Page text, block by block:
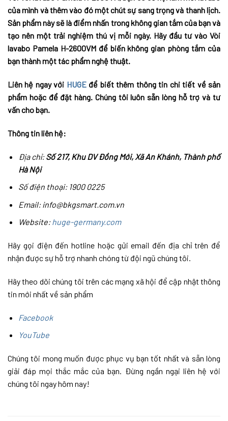
của mình và thêm vào đó một chút sự sang trọng và thanh lịch.
Sản phẩm này sẽ là điểm nhấn trong không gian tắm của bạn và
tạo nên một trải nghiệm thú vị mỗi ngày. Hãy đầu tư vào Vòi
lavabo Pamela H-2600VM để biến không gian phòng tắm của
bạn thành một tác phẩm nghệ thuật.
Liên hệ ngay với HUGEđể biết thêm thông tin chi tiết về sản
phẩm hoặc để đặt hàng. Chúng tôi luôn sẵn lòng hỗ trợ và tư
vấn cho bạn.
Thông tin liên hệ:
Địa chỉ:Số 217, Khu DV Đồng Mới, Xã An Khánh, Thành phố
Hà Nội
Số điện thoại: 1900 0225
Email: info@bkgsmart.com.vn
Website:huge-germany.com
Hãy gọi điện đến hotline hoặc gửi email đến địa chỉ trên để
nhận được sự hỗ trợ nhanh chóng từ đội ngũ chúng tôi.
Hãy theo dõi chúng tôi trên các mạng xã hội để cập nhật thông
tin mới nhất về sản phẩm
Facebook
YouTube
Chúng tôi mong muốn được phục vụ bạn tốt nhất và sẵn lòng
giải đáp mọi thắc mắc của bạn. Đừng ngần ngại liên hệ với
chúng tôi ngay hôm nay!